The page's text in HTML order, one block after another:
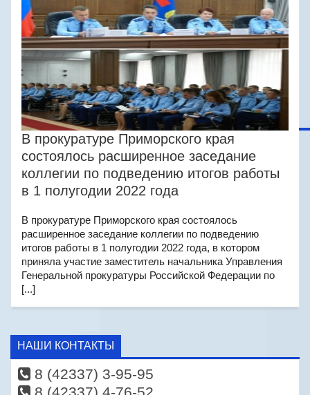
В прокуратуре Приморского края
состоялось расширенное заседание
коллегии по подведению итогов работы
в 1 полугодии 2022 года
В прокуратуре Приморского края состоялось
расширенное заседание коллегии по подведению
итогов работы в 1 полугодии 2022 года, в котором
приняла участие заместитель начальника Управления
Генеральной прокуратуры Российской Федерации по
[...]
НАШИ КОНТАКТЫ
8 (42337) 3-95-95